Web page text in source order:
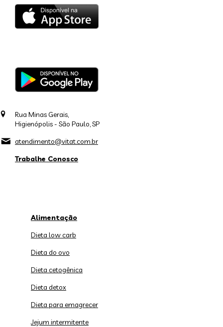
Rua Minas Gerais,
Higienópolis - São Paulo, SP
atendimento@vitat.com.br
Trabalhe Conosco
Alimentação
Dieta low carb
Dieta do ovo
Dieta cetogênica
Dieta detox
Dieta para emagrecer
Jejum intermitente